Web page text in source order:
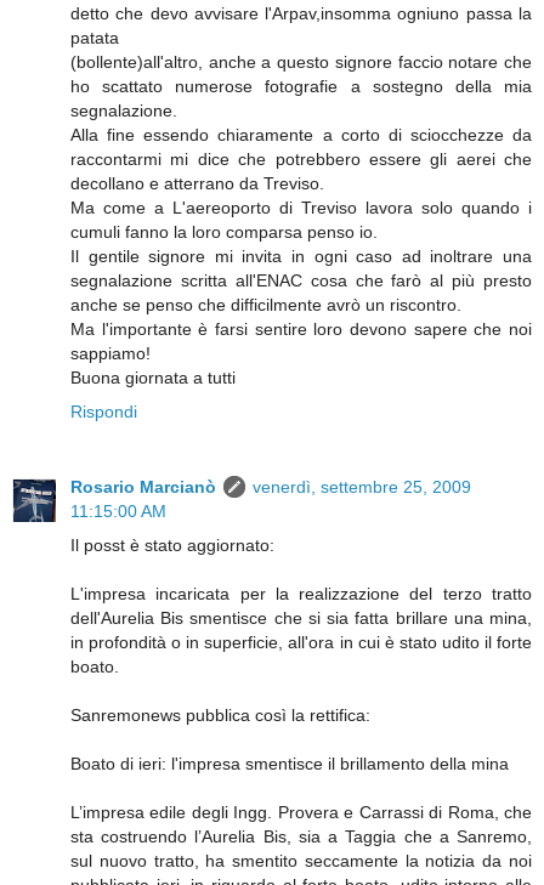
detto che devo avvisare l'Arpav,insomma ogniuno passa la
patata
(bollente)all'altro, anche a questo signore faccio notare che
ho scattato numerose fotografie a sostegno della mia
segnalazione.
Alla fine essendo chiaramente a corto di sciocchezze da
raccontarmi mi dice che potrebbero essere gli aerei che
decollano e atterrano da Treviso.
Ma come a L'aereoporto di Treviso lavora solo quando i
cumuli fanno la loro comparsa penso io.
Il gentile signore mi invita in ogni caso ad inoltrare una
segnalazione scritta all'ENAC cosa che farò al più presto
anche se penso che difficilmente avrò un riscontro.
Ma l'importante è farsi sentire loro devono sapere che noi
sappiamo!
Buona giornata a tutti
Rispondi
Rosario Marcianò
venerdì, settembre 25, 2009
11:15:00 AM
Il posst è stato aggiornato:
L'impresa incaricata per la realizzazione del terzo tratto
dell'Aurelia Bis smentisce che si sia fatta brillare una mina,
in profondità o in superficie, all'ora in cui è stato udito il forte
boato.
Sanremonews pubblica così la rettifica:
Boato di ieri: l'impresa smentisce il brillamento della mina
L’impresa edile degli Ingg. Provera e Carrassi di Roma, che
sta costruendo l’Aurelia Bis, sia a Taggia che a Sanremo,
sul nuovo tratto, ha smentito seccamente la notizia da noi